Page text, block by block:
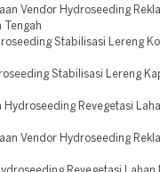
Vendor Hydroseeding
Tengah
Stabilisasi Lereng
Stabilisasi Lereng
Revegetasi
Vendor Hydroseeding